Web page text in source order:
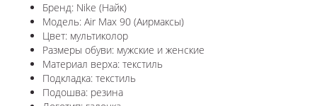
Бренд: Nike (Найк)
Модель: Air Max 90 (Аирмаксы)
Цвет: мультиколор
Размеры обуви: мужские и женские
Материал верха: текстиль
Подкладка: текстиль
Подошва: резина